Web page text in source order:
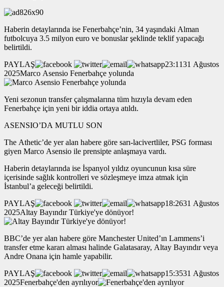
Haberin detaylarında ise Fenerbahçe’nin, 34 yaşındaki Alman
futbolcuya 3.5 milyon euro ve bonuslar şeklinde teklif yapacağı
belirtildi.
PAYLAŞ
23:1131 Ağustos
2025Marco Asensio Fenerbahçe yolunda
Yeni sezonun transfer çalışmalarına tüm hızıyla devam eden
Fenerbahçe için yeni bir iddia ortaya atıldı.
ASENSIO’DA MUTLU SON
The Athetic’de yer alan habere göre sarı-lacivertliler, PSG forması
giyen Marco Asensio ile prensipte anlaşmaya vardı.
Haberin detaylarında ise İspanyol yıldız oyuncunun kısa süre
içerisinde sağlık kontrolleri ve sözleşmeye imza atmak için
İstanbul’a geleceği belirtildi.
PAYLAŞ
18:2631 Ağustos
2025Altay Bayındır Türkiye'ye dönüyor!
BBC’de yer alan habere göre Manchester United’ın Lammens’i
transfer etme kararı alması halinde Galatasaray, Altay Bayındır veya
Andre Onana için hamle yapabilir.
PAYLAŞ
15:3531 Ağustos
2025Fenerbahçe'den ayrılıyor